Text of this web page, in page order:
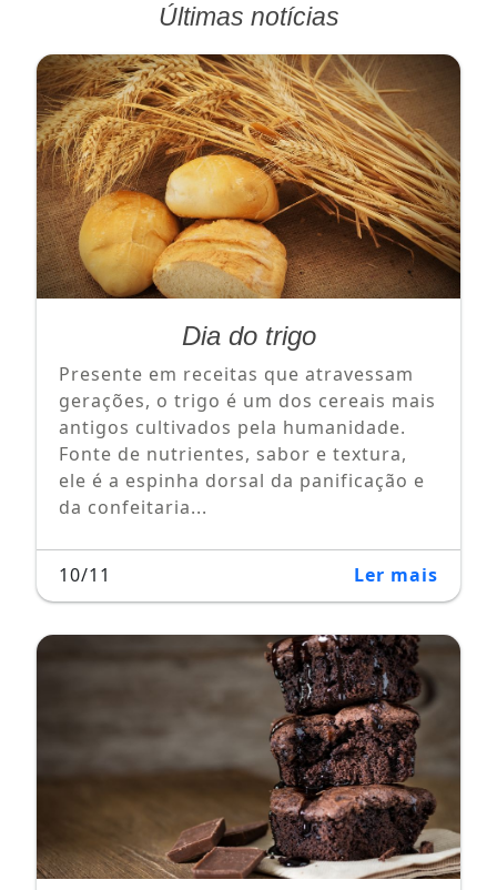
Últimas notícias
Dia do trigo
Presente em receitas que atravessam
gerações, o trigo é um dos cereais mais
antigos cultivados pela humanidade.
Fonte de nutrientes, sabor e textura,
ele é a espinha dorsal da panificação e
da confeitaria...
10/11 Ler mais